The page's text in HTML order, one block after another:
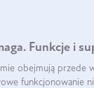
Funkcje i
obejmują przede
funkcjonowanie